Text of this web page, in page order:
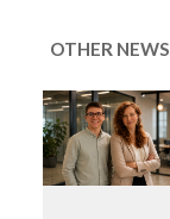
OTHER NEWS